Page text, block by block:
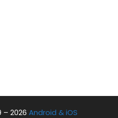
– 2026 Android & iOS